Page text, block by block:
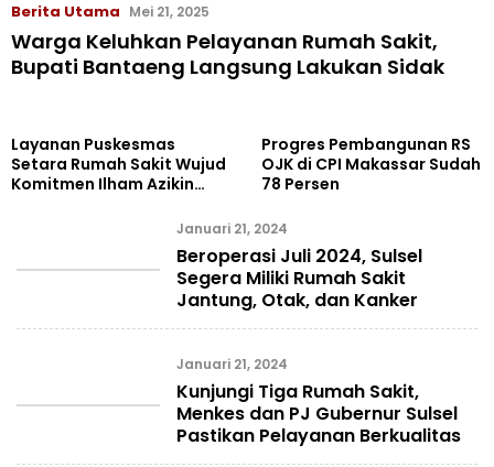
Berita Utama Mei 21, 2025
Warga Keluhkan Pelayanan Rumah Sakit,
Bupati Bantaeng Langsung Lakukan Sidak
Layanan Puskesmas
Setara Rumah Sakit Wujud
Komitmen Ilham Azikin
Progres Pembangunan RS
OJK di CPI Makassar Sudah
78 Persen
Januari 21, 2024
Beroperasi Juli 2024, Sulsel
Segera Miliki Rumah Sakit
Jantung, Otak, dan Kanker
Januari 21, 2024
Kunjungi Tiga Rumah Sakit,
Menkes dan PJ Gubernur Sulsel
Pastikan Pelayanan Berkualitas